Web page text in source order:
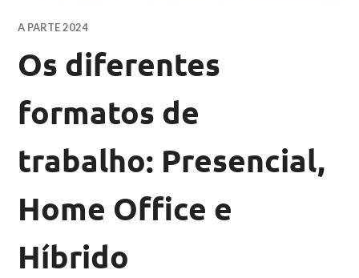
A PARTE 2024
Os diferentes
formatos de
trabalho: Presencial,
Home Office e
Híbrido